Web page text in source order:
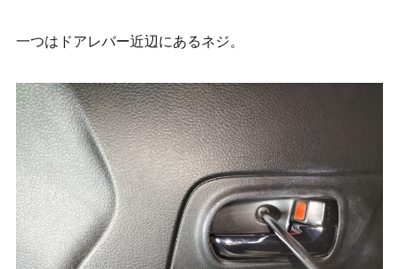
一つはドアレバー近辺にあるネジ。